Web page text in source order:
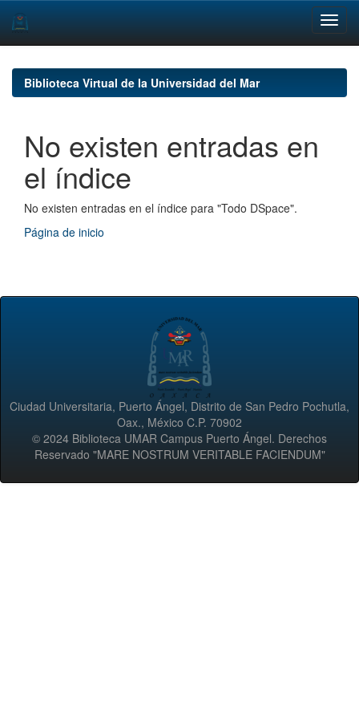
navigationBiblioteca Virtual de la Universidad del Mar
No existen entradas en
el índice
No existen entradas en el índice para "Todo DSpace".
Página de inicio
Ciudad Universitaria, Puerto Ángel, Distrito de San Pedro Pochutla,
Oax., México C.P. 70902
© 2024 Biblioteca UMAR Campus Puerto Ángel. Derechos
Reservado "MARE NOSTRUM VERITABLE FACIENDUM"